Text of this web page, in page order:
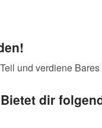
und verdiene
dir